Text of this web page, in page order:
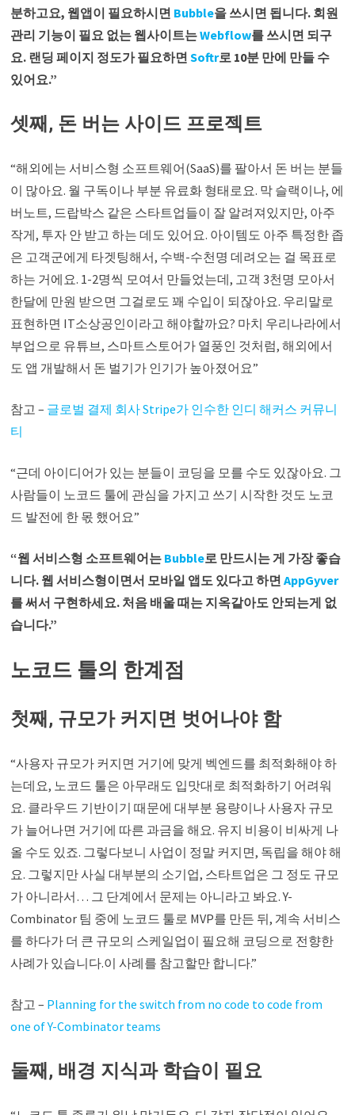
분하고요, 웹앱이 필요하시면 Bubble을 쓰시면 됩니다. 회원
관리 기능이 필요 없는 웹사이트는Webflow를 쓰시면 되구
요. 랜딩 페이지 정도가 필요하면Softr로 10분 만에 만들 수
있어요.”
셋째, 돈 버는 사이드 프로젝트
“해외에는 서비스형 소프트웨어(SaaS)를 팔아서 돈 버는 분들
이 많아요. 월 구독이나 부분 유료화 형태로요. 막 슬랙이나, 에
버노트, 드랍박스 같은 스타트업들이 잘 알려져있지만, 아주
작게, 투자 안 받고 하는 데도 있어요. 아이템도 아주 특정한 좁
은 고객군에게 타겟팅해서, 수백-수천명 데려오는 걸 목표로
하는 거에요. 1-2명씩 모여서 만들었는데, 고객 3천명 모아서
한달에 만원 받으면 그걸로도 꽤 수입이 되잖아요. 우리말로
표현하면 IT소상공인이라고 해야할까요? 마치 우리나라에서
부업으로 유튜브, 스마트스토어가 열풍인 것처럼, 해외에서
도 앱 개발해서 돈 벌기가 인기가 높아졌어요”
참고 – 글로벌 결제 회사 Stripe가 인수한 인디 해커스 커뮤니
티
“근데 아이디어가 있는 분들이 코딩을 모를 수도 있잖아요. 그
사람들이 노코드 툴에 관심을 가지고 쓰기 시작한 것도 노코
드 발전에 한 몫 했어요”
“웹 서비스형 소프트웨어는 Bubble로 만드시는 게 가장 좋습
니다. 웹 서비스형이면서 모바일 앱도 있다고 하면AppGyver
를 써서 구현하세요. 처음 배울 때는 지옥같아도 안되는게 없
습니다.”
노코드 툴의 한계점
첫째, 규모가 커지면 벗어나야 함
“사용자 규모가 커지면 거기에 맞게 벡엔드를 최적화해야 하
는데요, 노코드 툴은 아무래도 입맛대로 최적화하기 어려워
요. 클라우드 기반이기 때문에 대부분 용량이나 사용자 규모
가 늘어나면 거기에 따른 과금을 해요. 유지 비용이 비싸게 나
올 수도 있죠. 그렇다보니 사업이 정말 커지면, 독립을 해야 해
요. 그렇지만 사실 대부분의 소기업, 스타트업은 그 정도 규모
가 아니라서… 그 단계에서 문제는 아니라고 봐요. Y-
Combinator 팀 중에 노코드 툴로 MVP를 만든 뒤, 계속 서비스
를 하다가 더 큰 규모의 스케일업이 필요해 코딩으로 전향한
사례가 있습니다.이 사례를 참고할만 합니다.”
참고 – Planning for the switch from no code to code from
one of Y-Combinator teams
둘째, 배경 지식과 학습이 필요